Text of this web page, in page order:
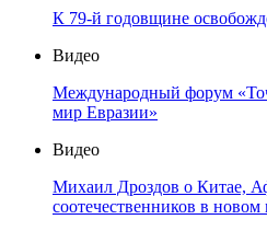
К 79-й годовщине
Видео
Международный форум
мир Евразии»
Видео
Михаил Дроздов о Китае,
соотечественников в новом